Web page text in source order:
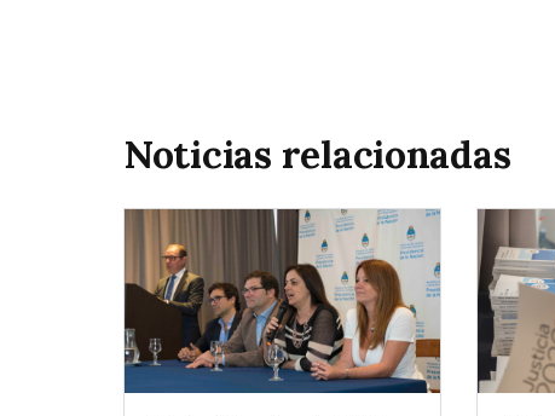
Noticias relacionadas